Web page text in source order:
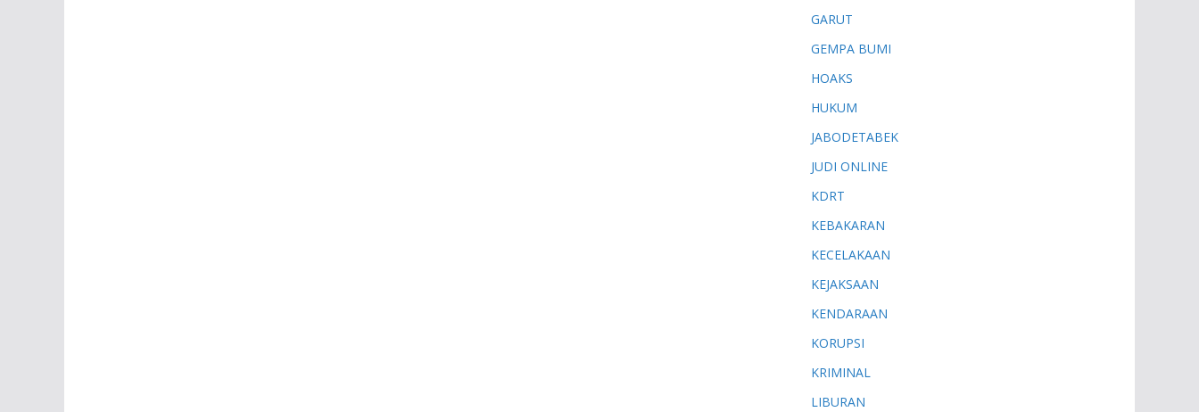
GARUT
GEMPA BUMI
HOAKS
HUKUM
JABODETABEK
JUDI ONLINE
KDRT
KEBAKARAN
KECELAKAAN
KEJAKSAAN
KENDARAAN
KORUPSI
KRIMINAL
LIBURAN